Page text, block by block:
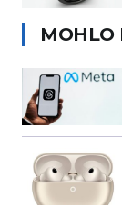
MOHLO